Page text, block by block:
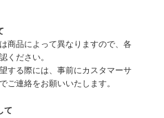
商品によって異なりますので、各
ください。
する際には、事前にカスタマーサ
ご連絡をお願いいたします。
て